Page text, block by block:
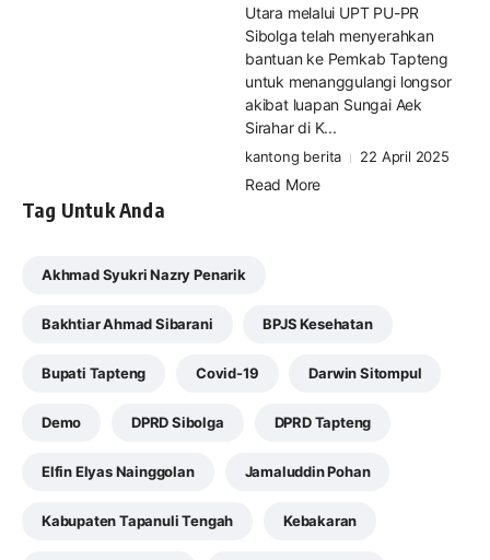
Utara melalui UPT PU-PR
Sibolga telah menyerahkan
bantuan ke Pemkab Tapteng
untuk menanggulangi longsor
akibat luapan Sungai Aek
Sirahar di K...
kantong berita 22 April 2025
Read More
Tag Untuk Anda
Akhmad Syukri Nazry Penarik
Bakhtiar Ahmad Sibarani BPJS Kesehatan
Bupati Tapteng Covid-19 Darwin Sitompul
Demo DPRD Sibolga DPRD Tapteng
Elfin Elyas Nainggolan Jamaluddin Pohan
Kabupaten Tapanuli Tengah Kebakaran